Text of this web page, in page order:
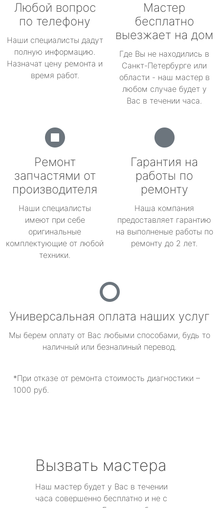
Любой вопрос
по телефону
Наши специалисты дадут
полную информацию.
Назначат цену ремонта и
время работ.
Мастер
бесплатно
выезжает на дом
Где Вы не находились в
Санкт-Петербурге или
области - наш мастер в
любом случае будет у
Вас в течении часа.
Ремонт
запчастями от
производителя
Наши специалисты
имеют при себе
оригинальные
комплектующие от любой
техники.
Гарантия на
работы по
ремонту
Наша компания
предоставляет гарантию
на выполненые работы по
ремонту до 2 лет.
Универсальная оплата наших услуг
Мы берем оплату от Вас любыми способами, будь то
наличный или безналиный перевод.
*При отказе от ремонта стоимость диагностики –
1000 руб.
Вызвать мастера
Наш мастер будет у Вас в течении
часа совершенно бесплатно и не с